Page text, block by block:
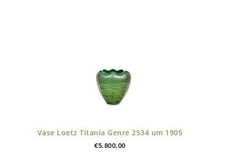
Vase Loetz Titania Genre 2534 um 1905
€5.800,00